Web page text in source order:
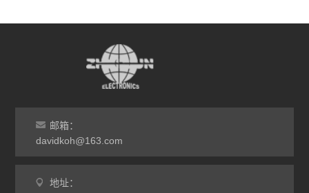
邮箱：
davidkoh@163.com
地址：